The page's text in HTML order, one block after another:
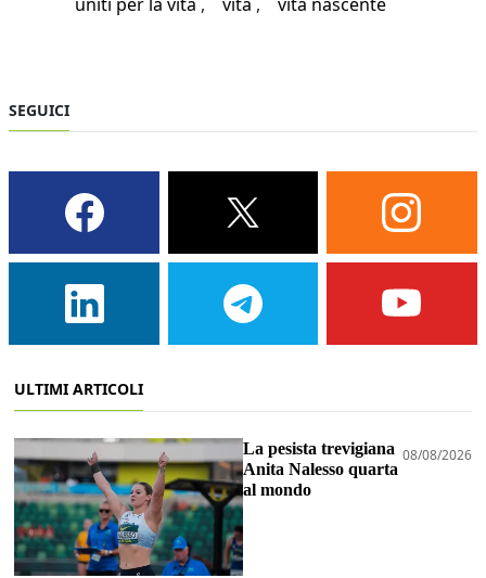
SEGUICI
ULTIMI ARTICOLI
La pesista trevigiana
Anita Nalesso quarta
al mondo
08/08/2026